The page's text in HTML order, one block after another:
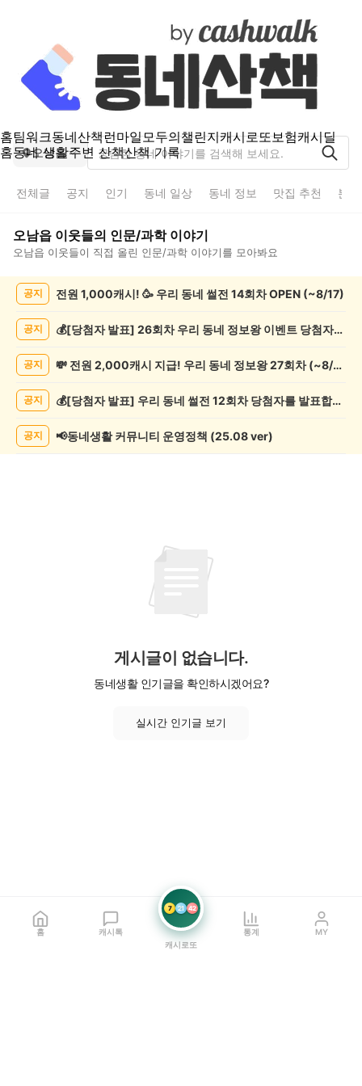
홈팀워크동네산책런마일모두의챌린지캐시로또보험캐시딜
홈동네 생활주변 산책산책 기록
오남읍
전체글 공지 인기 동네 일상 동네 정보 맛집 추천 분
오남읍 이웃들의 인문/과학이야기
오남읍 이웃들이 직접 올린 인문/과학 이야기를 모아봐요
록
공지 전원 1,000캐시! 🥳 우리 동네 썰전 14회차 OPEN (~8/17)
공지 💰[당첨자 발표] 26회차 우리 동네 정보왕 이벤트 당첨자를 발표합니다!
공지 💸 전원 2,000캐시 지급! 우리 동네 정보왕 27회차 (~8/10)
공지 💰[당첨자 발표] 우리 동네 썰전 12회차 당첨자를 발표합니다!
공지 📢동네생활 커뮤니티 운영정책 (25.08 ver)
게시글이 없습니다.
동네생활 인기글을 확인하시겠어요?
실시간 인기글 보기
홈 캐시톡
7 21 42
캐시로또
통계 MY